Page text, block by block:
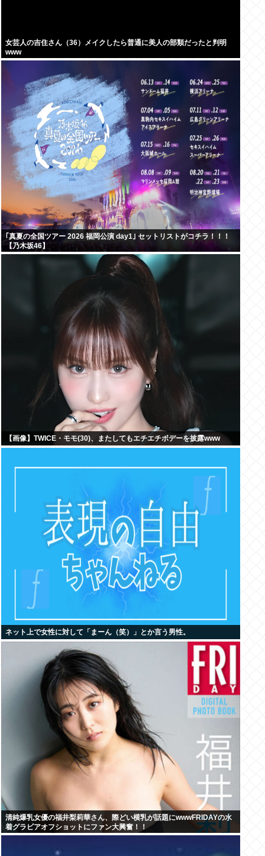
女芸人の吉住さん（36）メイクしたら普通に美人の部類だったと判明
www
｢真夏の全国ツアー 2026 福岡公演 day1｣ セットリストがコチラ！！！
【乃木坂46】
【画像】TWICE・モモ(30)、またしてもエチエチボデーを披露www
ネット上で女性に対して「まーん（笑）」とか言う男性。
清純爆乳女優の福井梨莉華さん、際どい横乳が話題にwwwFRIDAYの水
着グラビアオフショットにファン大興奮！！